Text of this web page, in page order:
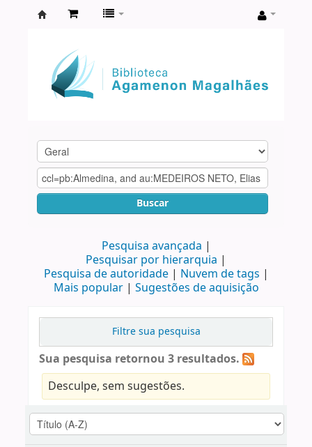
Agamenon
Magalhães
Buscar
Pesquisa avançada
Pesquisar por hierarquia
Pesquisa de autoridade
Nuvem de tags
Mais popular
Sugestões de aquisição
Filtre sua pesquisa
Sua pesquisa retornou 3 resultados.
Desculpe, sem sugestões.